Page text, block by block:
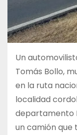
Un
Tomás Bollo,
en la ruta
localidad
departamento
un camión